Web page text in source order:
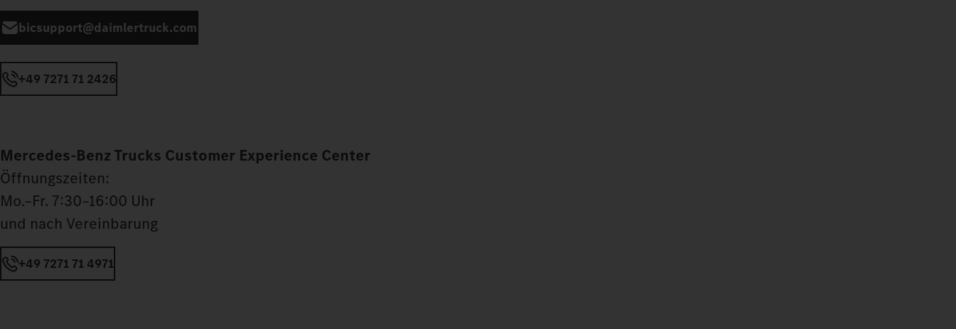
bicsupport@daimlertruck.com
+49 7271 71 2426
Mercedes‑Benz Trucks Customer Experience Center
Öffnungszeiten:
Mo.–Fr. 7:30–16:00 Uhr
und nach Vereinbarung
+49 7271 71 4971